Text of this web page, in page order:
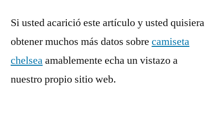
Si usted acarició este artículo y usted quisiera
obtener muchos más datos sobre camiseta
chelseaamablemente echa un vistazo a
nuestro propio sitio web.